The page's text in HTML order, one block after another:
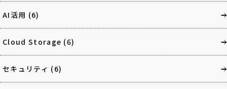
AI活用 (6)
Cloud Storage (6)
セキュリティ (6)